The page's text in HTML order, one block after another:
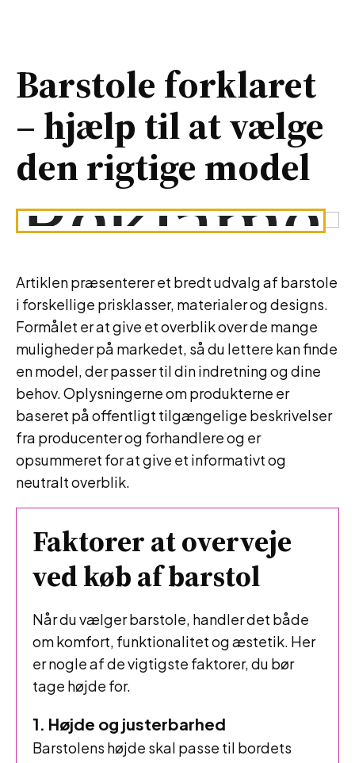
Barstole forklaret
– hjælp til at vælge
den rigtige model
Artiklen præsenterer et bredt udvalg af barstole
i forskellige prisklasser, materialer og designs.
Formålet er at give et overblik over de mange
muligheder på markedet, så du lettere kan finde
en model, der passer til din indretning og dine
behov. Oplysningerne om produkterne er
baseret på offentligt tilgængelige beskrivelser
fra producenter og forhandlere og er
opsummeret for at give et informativt og
neutralt overblik.
Faktorer at overveje
ved køb af barstol
Når du vælger barstole, handler det både
om komfort, funktionalitet og æstetik. Her
er nogle af de vigtigste faktorer, du bør
tage højde for.
1. Højde og justerbarhed
Barstolens højde skal passe til bordets